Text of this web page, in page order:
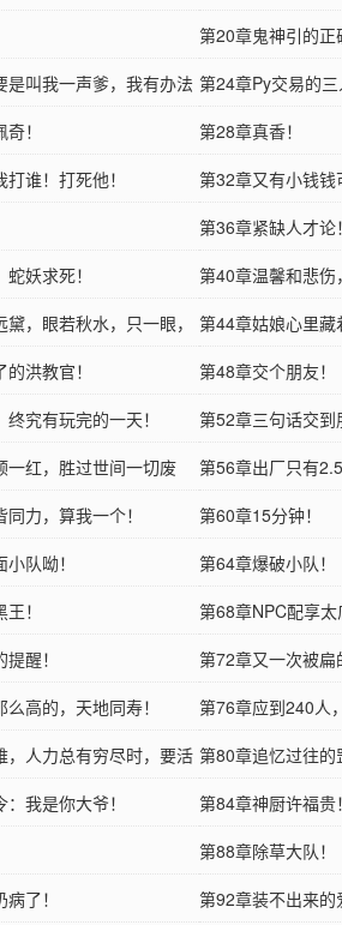
第20章鬼神引的正
是叫我一声爹，我有办法 第24章Py交易的三
！
第28章真香！
谁！打死他！
第32章又有小钱钱
第36章紧缺人才论！
妖求死！
第40章温馨和悲伤
，眼若秋水，只一眼，
第44章姑娘心里
知！
洪教官！
第48章交个朋友！
究有玩完的一天！
第52章三句话交到
一红，胜过世间一切废
第56章出厂只有2.5
力，算我一个！
第60章15分钟！
队呦！
第64章爆破小队！
！
第68章NPC配享太
醒！
第72章又一次被扁
高的，天地同寿！
第76章应到240人
，人力总有穷尽时，要活 第80章追忆过往的
我是你大爷！
第84章神厨许福贵！
第88章除草大队！
了！ 第92章装不出来的